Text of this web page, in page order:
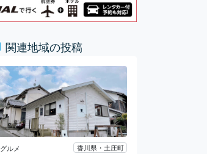
関連地域の投稿
グルメ 香川県・土庄町